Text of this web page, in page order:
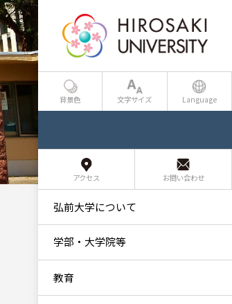
背景色 文字サイズ Language
アクセス お問い合わせ
弘前大学について
学部・大学院等
教育